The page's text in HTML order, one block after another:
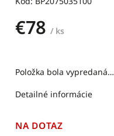
€78 / ks
NA DOTAZ
Položka bola vypredaná…
Detailné informácie